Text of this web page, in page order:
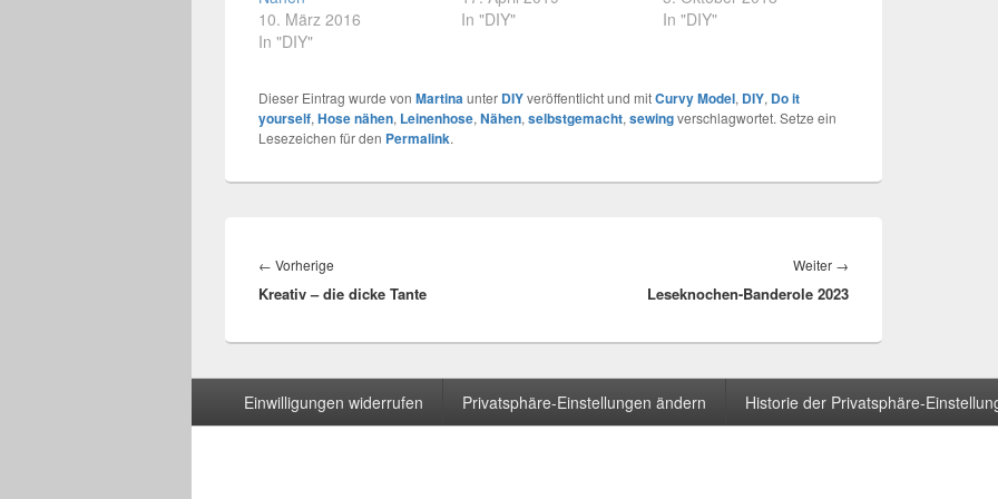
10. März 2016
In "DIY"
In "DIY"
In "DIY"
Dieser Eintrag wurde von Martinaunter DIYveröffentlicht und mitCurvy Model, DIY, Do it
yourself, Hose nähen, Leinenhose, Nähen, selbstgemacht, sewingverschlagwortet. Setze ein
Lesezeichen für den Permalink.
← Vorherige
Beitrag:
Kreativ – die dicke Tante
Weiter →
Leseknochen-Banderole 2023
Seitenfuß-Einwilligungen widerrufen Privatsphäre-Einstellungen ändern Historie der Privatsphäre-